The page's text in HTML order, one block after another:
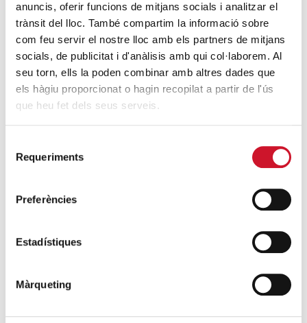
anuncis, oferir funcions de mitjans socials i analitzar el
trànsit del lloc. També compartim la informació sobre
com feu servir el nostre lloc amb els partners de mitjans
socials, de publicitat i d'anàlisis amb qui col·laborem. Al
seu torn, ells la poden combinar amb altres dades que
els hàgiu proporcionat o hagin recopilat a partir de l'ús
que heu fet dels seus serveis.
Requeriments
Preferències
Estadístiques
Màrqueting
Lloc: Centre de Barcelona
(Lloc a confirmar)
El programa de voluntariat de Càritas Barcelona compta amb el
13
2026